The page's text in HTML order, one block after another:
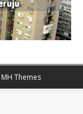
MH Themes